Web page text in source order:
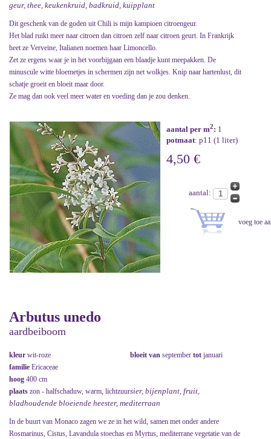
geur, thee, keukenkruid, badkruid, kuipplant
Dit geschenk van de goden uit Chili is mijn kampioen citroengeur.
Het blad ruikt meer naar citroen dan citroen zelf naar citroen geurt. In Frankrijk
heet ze Verveine, Italianen noemen haar Limoncello.
Zet ze ergens waar je in het voorbijgaan een blaadje kunt meepakken. De
minuscule witte bloemetjes in schermen zijn net wolkjes. Knip naar hartenlust, dit
schatje groeit en bloeit maar door.
Ze mag dan ook veel meer water en voeding dan je zou denken.
aantal per m2: 1
potmaat: p11 (1 liter)
4,50 €
aantal:
Arbutus unedo
aardbeiboom
kleur wit-roze bloeit van september tot januari
familie Ericaceae
hoog 400 cm
plaats zon - halfschaduw, warm, lichtzuursier, bijenplant, fruit,
bladhoudende bloeiende heester, mediterraan
In de buurt van Monaco zagen we ze in het wild, samen met onder andere
Rosmarinus, Cistus, Lavandula stoechas en Myrtus, mediterrane vegetatie van de